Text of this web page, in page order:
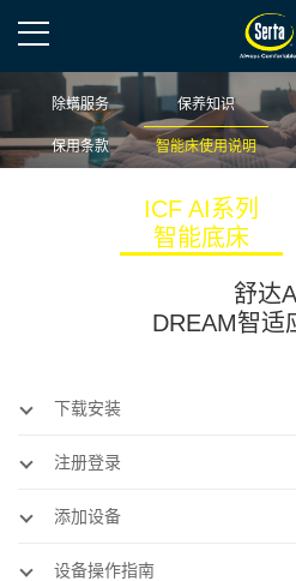
除螨服务 保养知识
保用条款 智能床使用说明
ICF AI系列
智能底床
舒达
DREAM智适
下载安装
注册登录
添加设备
设备操作指南